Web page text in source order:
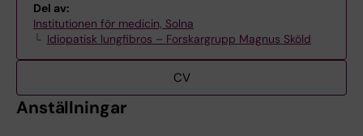
Del av:
Institutionen för medicin, Solna
Idiopatisk lungfibros – Forskargrupp Magnus Sköld
CV
Anställningar